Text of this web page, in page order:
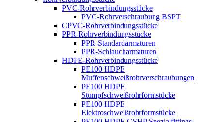
PVC-Rohrverbindungsstücke
PVC-Rohrverschraubung BSPT
CPVC-Rohrverbindungsstücke
PPR-Rohrverbindungsstücke
PPR-Standardarmaturen
PPR-Schlaucharmaturen
HDPE-Rohrverbindungsstücke
PE100 HDPE
Muffenschweißrohrverschraubungen
PE100 HDPE
Stumpfschweißrohrformstücke
PE100 HDPE
Elektroschweißrohrformstücke